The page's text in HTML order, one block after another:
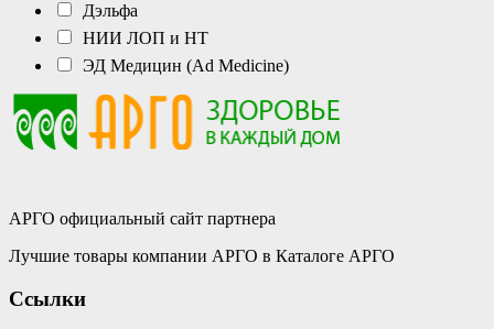
Дэльфа
НИИ ЛОП и НТ
ЭД Медицин (Ad Medicine)
АРГО официальный сайт партнера
Лучшие товары компании АРГО в Каталоге АРГО
Ссылки